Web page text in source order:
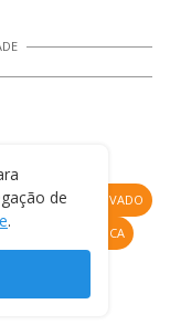
AGUIAR
NOIVADO
POLEMICA
de
.